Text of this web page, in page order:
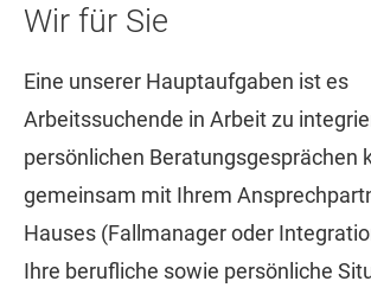
Wir für Sie
Eine unserer Hauptaufgaben ist es
Arbeitssuchende in Arbeit zu
persönlichen Beratungsgesprächen
gemeinsam mit Ihrem
Hauses (Fallmanager oder
Ihre berufliche sowie persönliche